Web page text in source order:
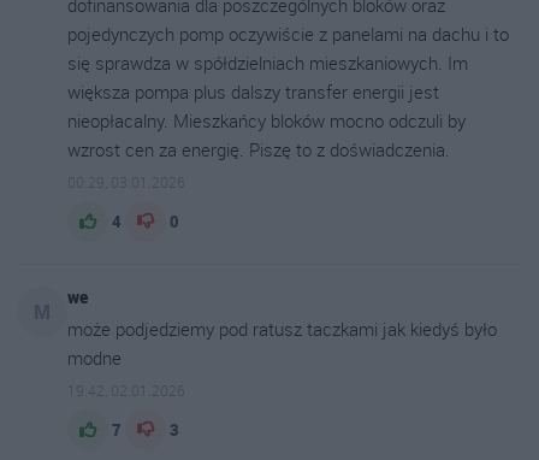
pojedynczych pomp oczywiście z panelami na dachu i to
się sprawdza w spółdzielniach mieszkaniowych. Im
większa pompa plus dalszy transfer energii jest
nieopłacalny. Mieszkańcy bloków mocno odczuli by
wzrost cen za energię. Piszę to z doświadczenia.
00:29, 03.01.2026
4 0
we
może podjedziemy pod ratusz taczkami jak kiedyś było
modne
19:42, 02.01.2026
7 3